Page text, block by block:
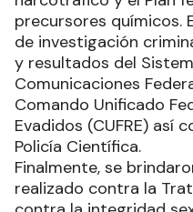
precursores químicos.
de investigación
y resultados del
Comunicaciones
Comando Unificado
Evadidos (CUFRE) así
Policía Científica.
Finalmente, se
realizado contra la